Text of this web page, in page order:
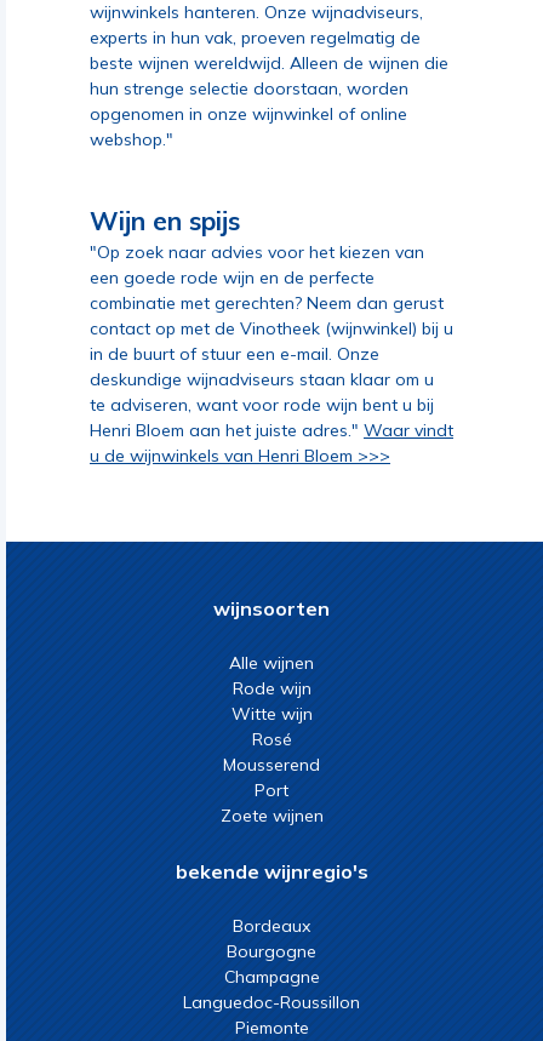
wijnwinkels hanteren. Onze wijnadviseurs,
experts in hun vak, proeven regelmatig de
beste wijnen wereldwijd. Alleen de wijnen die
hun strenge selectie doorstaan, worden
opgenomen in onze wijnwinkel of online
webshop."
Wijn en spijs
"Op zoek naar advies voor het kiezen van
een goede rode wijn en de perfecte
combinatie met gerechten? Neem dan gerust
contact op met de Vinotheek (wijnwinkel) bij u
in de buurt of stuur een e-mail. Onze
deskundige wijnadviseurs staan klaar om u
te adviseren, want voor rode wijn bent u bij
Henri Bloem aan het juiste adres." Waar vindt
u de wijnwinkels van Henri Bloem >>>
wijnsoorten
Alle wijnen
Rode wijn
Witte wijn
Rosé
Mousserend
Port
Zoete wijnen
bekende wijnregio's
Bordeaux
Bourgogne
Champagne
Languedoc-Roussillon
Piemonte